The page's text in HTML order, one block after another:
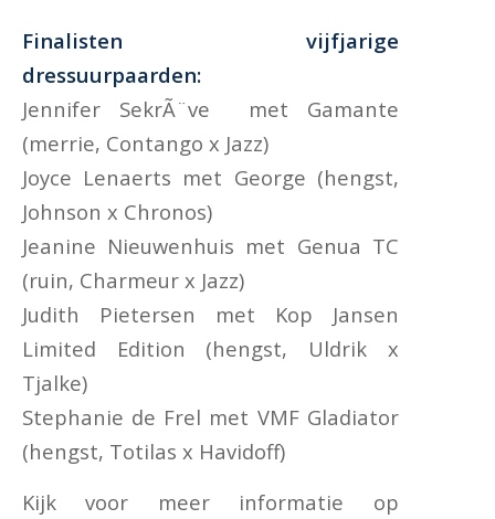
Finalisten vijfjarige
dressuurpaarden:
Jennifer SekrÃ¨ve met Gamante
(merrie, Contango x Jazz)
Joyce Lenaerts met George (hengst,
Johnson x Chronos)
Jeanine Nieuwenhuis met Genua TC
(ruin, Charmeur x Jazz)
Judith Pietersen met Kop Jansen
Limited Edition (hengst, Uldrik x
Tjalke)
Stephanie de Frel met VMF Gladiator
(hengst, Totilas x Havidoff)
Kijk voor meer informatie op